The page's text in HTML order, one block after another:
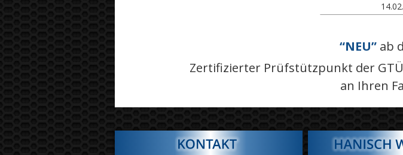
“NEU” ab
Zertifizierter Prüfstützpunkt der
an Ihren